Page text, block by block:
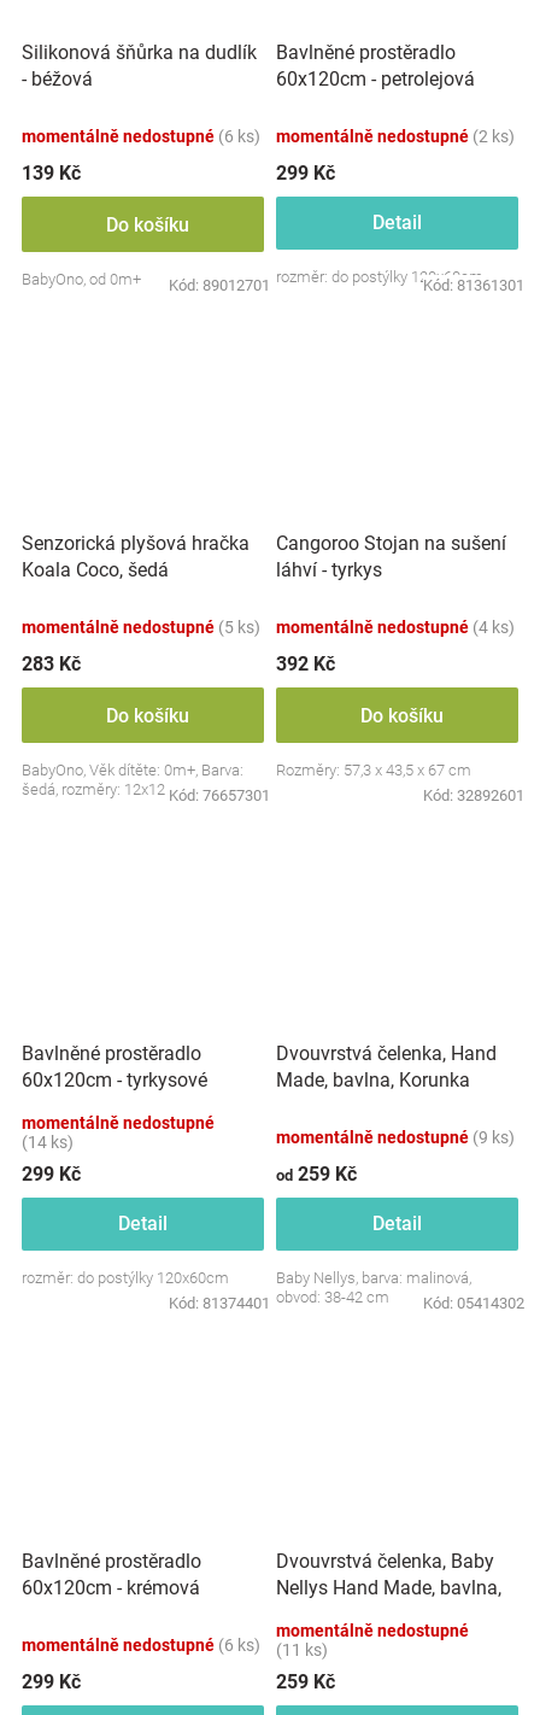
Silikonová šňůrka na dudlík
- béžová
momentálně nedostupné (6 ks)
139 Kč
Do košíku
BabyOno, od 0m+ Kód: 89012701
Bavlněné prostěradlo
60x120cm - petrolejová
momentálně nedostupné (2 ks)
299 Kč
Detail
rozměr: do postýlky 120x60cm
Kód: 81361301
Senzorická plyšová hračka
Koala Coco, šedá
momentálně nedostupné (5 ks)
283 Kč
Do košíku
BabyOno, Věk dítěte: 0m+, Barva:
šedá, rozměry: 12x12 cm.
Kód: 76657301
Cangoroo Stojan na sušení
láhví - tyrkys
momentálně nedostupné (4 ks)
392 Kč
Do košíku
Rozměry: 57,3 x 43,5 x 67 cm
Kód: 32892601
Bavlněné prostěradlo
60x120cm - tyrkysové
momentálně nedostupné
(14 ks)
299 Kč
Detail
rozměr: do postýlky 120x60cm
Kód: 81374401
Dvouvrstvá čelenka, Hand
Made, bavlna, Korunka
momentálně nedostupné (9 ks)
od 259 Kč
Detail
Baby Nellys, barva: malinová,
obvod: 38-42 cm
Kód: 05414302
Bavlněné prostěradlo
60x120cm - krémová
momentálně nedostupné (6 ks)
299 Kč
Dvouvrstvá čelenka, Baby
Nellys Hand Made, bavlna,
80/98
momentálně nedostupné
(11 ks)
259 Kč